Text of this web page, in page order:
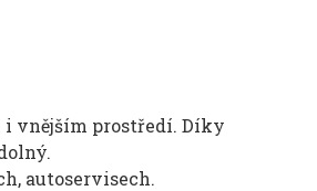
i vnějším prostředí. Díky
autoservisech.